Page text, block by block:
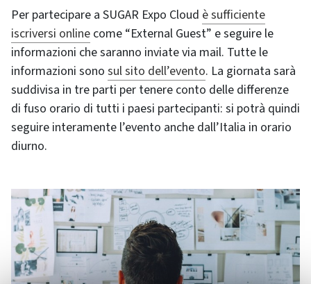
Per partecipare a SUGAR Expo Cloud è sufficiente
iscriversi online come “External Guest” e seguire le
informazioni che saranno inviate via mail. Tutte le
informazioni sono sul sito dell’evento. La giornata sarà
suddivisa in tre parti per tenere conto delle differenze
di fuso orario di tutti i paesi partecipanti: si potrà quindi
seguire interamente l’evento anche dall’Italia in orario
diurno.